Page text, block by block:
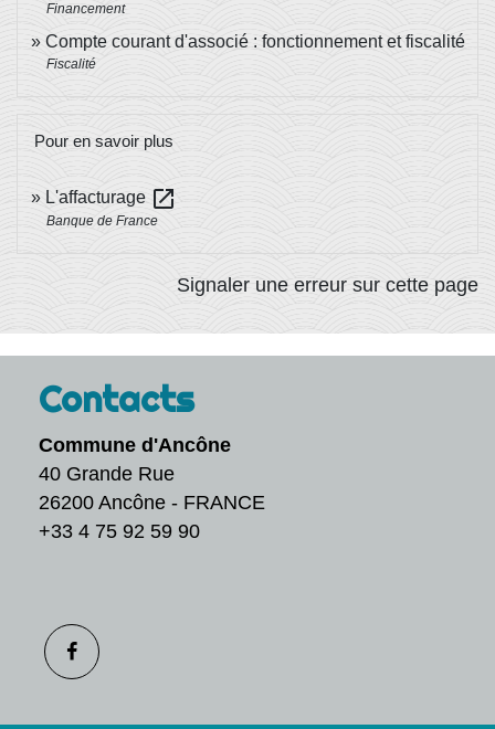
Financement
Compte courant d'associé : fonctionnement et fiscalité
Fiscalité
Pour en savoir plus
L'affacturage open_in_new
Banque de France
Signaler une erreur sur cette page
Contacts
Commune d'Ancône
40 Grande Rue
26200 Ancône - FRANCE
+33 4 75 92 59 90